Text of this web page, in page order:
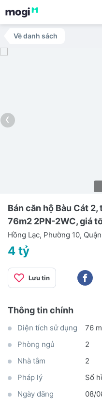
Về danh sách
‹
Bán căn hộ Bàu Cát
76m2 2PN-2WC, giá
Hồng Lạc, Phường 10,
4 tỷ
Lưu tin
Thông tin chính
Diện tích sử dụng 76 m
Phòng ngủ
2
Nhà tắm
2
Pháp lý
Sổ
Ngày đăng
08/